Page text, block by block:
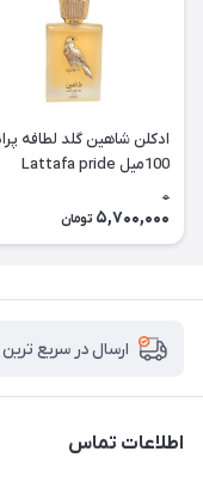
ادکلن شاهین گلد لطافه
100میل Lattafa pride
0
5,700,000 تومان
ارسال در سریع
اطلاعات تماس